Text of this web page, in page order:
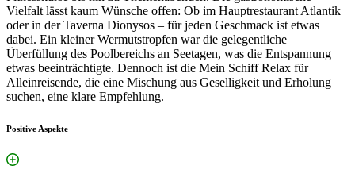
Vielfalt lässt kaum Wünsche offen: Ob im Hauptrestaurant Atlantik
oder in der Taverna Dionysos – für jeden Geschmack ist etwas
dabei. Ein kleiner Wermutstropfen war die gelegentliche
Überfüllung des Poolbereichs an Seetagen, was die Entspannung
etwas beeinträchtigte. Dennoch ist die Mein Schiff Relax für
Alleinreisende, die eine Mischung aus Geselligkeit und Erholung
suchen, eine klare Empfehlung.
Positive Aspekte